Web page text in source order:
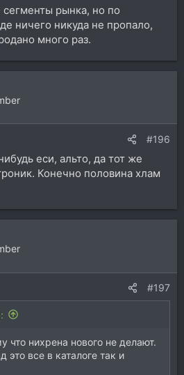
сегменты рынка, но по
ничего никуда не пропало,
много раз.
#196
еси, альто, да тот же
Конечно половина хлам
#197
что нихрена нового не делают.
это все в каталоге так и